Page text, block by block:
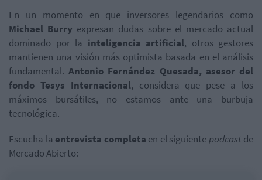
En un momento en que inversores legendarios como
Michael Burry expresan dudas sobre el mercado actual
dominado por la inteligencia artificial, otros gestores
mantienen una visión más optimista basada en el análisis
fundamental.Antonio Fernández Quesada, asesor del
fondo Tesys Internacional, considera que pese a los
máximos bursátiles, no estamos ante una burbuja
tecnológica.
Escucha la entrevista completa en el siguiente podcastde
Mercado Abierto: